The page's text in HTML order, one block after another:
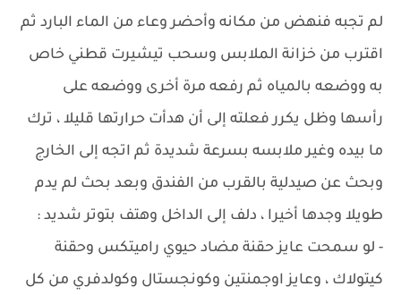
لم تجبه فنهض من مكانه وأحضر وعاء من الماء البارد ثم
اقترب من خزانة الملابس وسحب تيشيرت قطني خاص
به ووضعه بالمياه ثم رفعه مرة أخرى ووضعه على
رأسها وظل يكرر فعلته إلى أن هدأت حرارتها قليلا ، ترك
ما بيده وغير ملابسه بسرعة شديدة ثم اتجه إلى الخارج
وبحث عن صيدلية بالقرب من الفندق وبعد بحث لم يدم
طويلا وجدها أخيرا ، دلف إلى الداخل وهتف بتوتر شديد :
- لو سمحت عايز حقنة مضاد حيوي راميتكس وحقنة
كيتولاك ، وعايز اوجمنتين وكونجستال وكولدفري من كل